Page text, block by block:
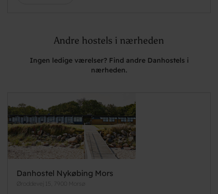
Andre hostels i nærheden
Ingen ledige værelser? Find andre Danhostels i
nærheden.
Danhostel Nykøbing Mors
Øroddevej 15, 7900 Morsø